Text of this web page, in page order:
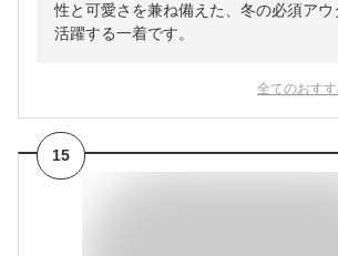
性と可愛さを兼ね備えた、冬の必須アウ
活躍する一着です。
全てのおす
15